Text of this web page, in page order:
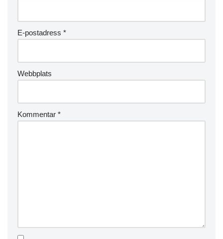
E-postadress *
Webbplats
Kommentar *